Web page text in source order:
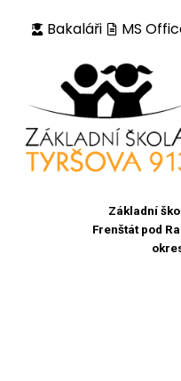
Bakaláři MS
Základní
Frenštát pod